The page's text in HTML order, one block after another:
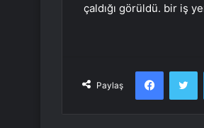
çaldığı görüldü. bir iş
Paylaş